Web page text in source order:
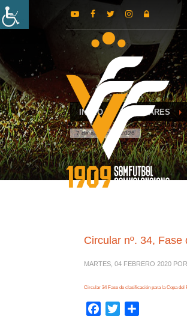
INICIO CIRCULARES
7 de agosto de 2026
Circular nº. 34,
MARTES, 04 FEBRERO 2020 POR
Circular 34 Fase de clasificación para la Copa del
Facebook
Twitter